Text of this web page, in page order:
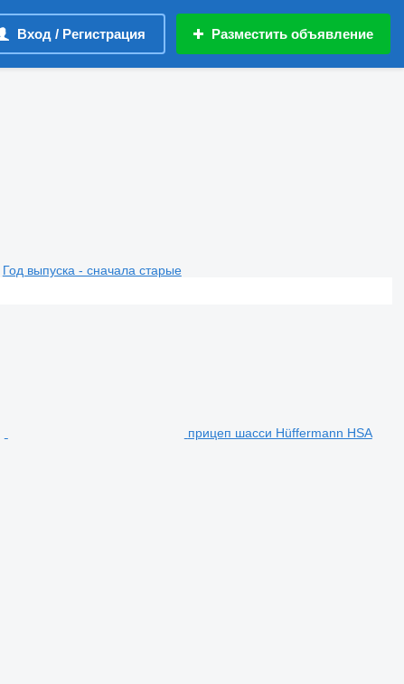
Вход / Регистрация Разместить объявление
Год выпуска - сначала старые
прицеп шасси Hüffermann HSA